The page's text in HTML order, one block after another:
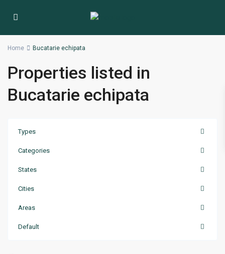
Home Bucatarie echipata
Properties listed in
Bucatarie echipata
Types
Categories
States
Cities
Areas
Default